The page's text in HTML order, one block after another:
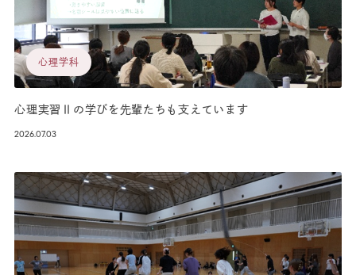
心理学科
心理実習Ⅱの学びを先輩たちも支えています
2026.07.03